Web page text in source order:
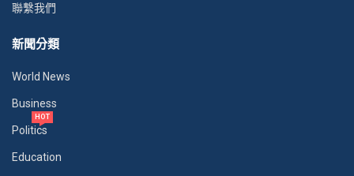
聯繫我們
新聞分類
World News
Business
Politics
HOT
Education